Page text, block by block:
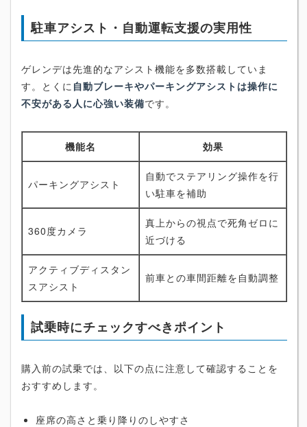
駐車アシスト・自動運転支援の実用性
ゲレンデは先進的なアシスト機能を多数搭載していま
す。とくに 自動ブレーキやパーキングアシストは操作に
不安がある人に心強い装備です。
機能名 効果
パーキングアシスト
自動でステアリング操作を行
い駐車を補助
360度カメラ
真上からの視点で死角ゼロに
近づける
アクティブディスタン
スアシスト
前車との車間距離を自動調整
試乗時にチェックすべきポイント
購入前の試乗では、以下の点に注意して確認することを
おすすめします。
座席の高さと乗り降りのしやすさ